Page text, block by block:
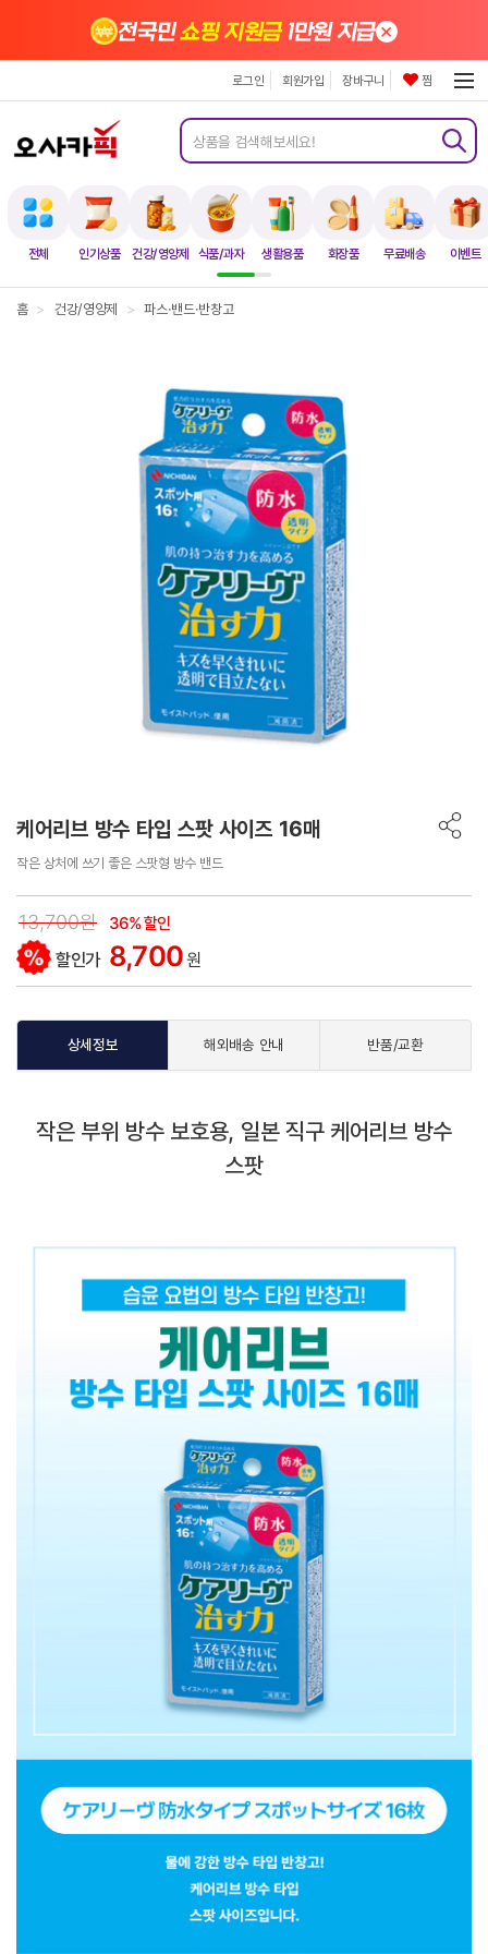
전체 인기상품 건강/영양제 식품/과자 생활용품 화장품 무료배송 이벤트
전국민쇼핑 지원금1만원 지급×
로그인 회원가입 장바구니 찜
홈 > 건강/영양제 > 파스·밴드·반창고
케어리브 방수 타입 스팟 사이즈 16매
작은 상처에 쓰기 좋은 스팟형 방수 밴드
13,700원 36% 할인
할인가 8,700원
상세정보 해외배송 안내 반품/교환
작은 부위 방수 보호용, 일본 직구 케어리브 방수
스팟